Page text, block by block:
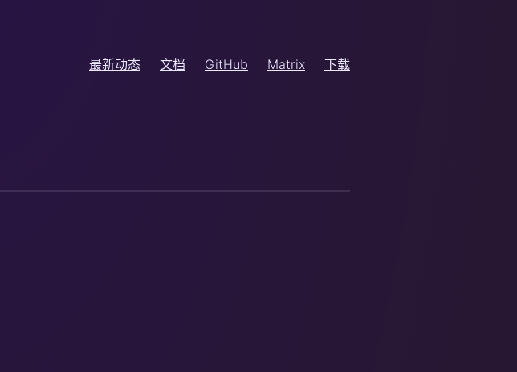
最新动态 文档 GitHub Matrix 下载